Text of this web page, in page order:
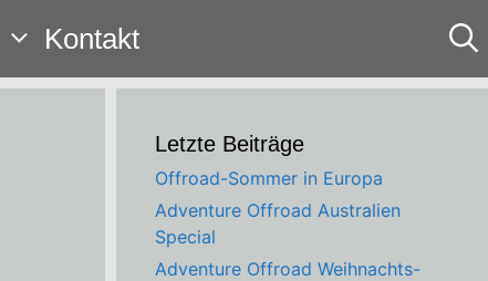
Kontakt
Letzte Beiträge
Offroad-Sommer in Europa
Adventure Offroad Australien
Special
Adventure Offroad Weihnachts-